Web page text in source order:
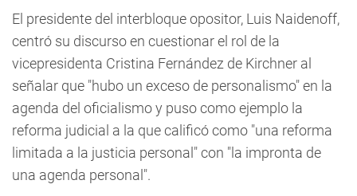
El presidente del interbloque opositor, Luis Naidenoff,
centró su discurso en cuestionar el rol de la
vicepresidenta Cristina Fernández de Kirchner al
señalar que "hubo un exceso de personalismo" en la
agenda del oficialismo y puso como ejemplo la
reforma judicial a la que calificó como "una reforma
limitada a la justicia personal" con "la impronta de
una agenda personal".